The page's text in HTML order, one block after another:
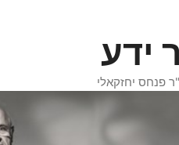
ידע
פנחס יחזקאלי